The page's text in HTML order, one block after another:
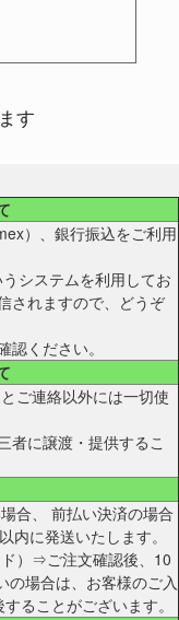
す
）、銀行振込をご利用
システムを利用してお
されますので、どうぞ
ください。
ご連絡以外には一切使
者に譲渡・提供するこ
合、 前払い決済の場合
内に発送いたします。
）⇒ご注文確認後、10
の場合は、お客様のご入
ることがございます。